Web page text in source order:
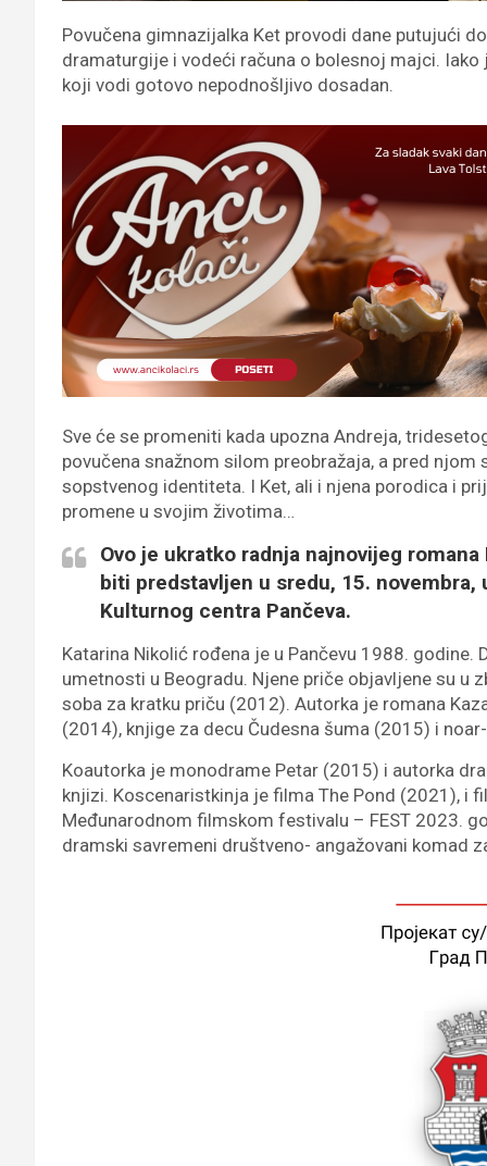
Povučena gimnazijalka Ket provodi dane putujući
dramaturgije i vodeći računa o bolesnoj majci.
koji vodi gotovo nepodnošljivo dosadan.
Sve će se promeniti kada upozna Andreja,
povučena snažnom silom preobražaja, a pred
sopstvenog identiteta. I Ket, ali i njena porodica i
promene u svojim životima…
Ovo je ukratko radnja najnovijeg romana
biti predstavljen u sredu, 15. novembra,
Kulturnog centra Pančeva.
Katarina Nikolić rođena je u Pančevu 1988.
umetnosti u Beogradu. Njene priče objavljene su u
soba za kratku priču (2012). Autorka je romana
(2014), knjige za decu Čudesna šuma (2015) i
Koautorka je monodrame Petar (2015) i autorka
knjizi. Koscenaristkinja je filma The Pond (2021), i
Međunarodnom filmskom festivalu – FEST 2023.
dramski savremeni društveno- angažovani komad